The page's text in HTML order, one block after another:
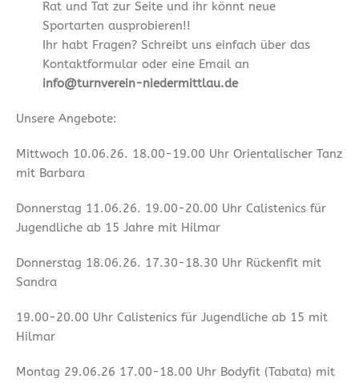
Rat und Tat zur Seite und ihr könnt neue
Sportarten ausprobieren!!
Ihr habt Fragen? Schreibt uns einfach über das
Kontaktformular oder eine Email an
info@turnverein-niedermittlau.de
Unsere Angebote:
Mittwoch 10.06.26. 18.00-19.00 Uhr Orientalischer Tanz
mit Barbara
Donnerstag 11.06.26. 19.00-20.00 Uhr Calistenics für
Jugendliche ab 15 Jahre mit Hilmar
Donnerstag 18.06.26. 17.30-18.30 Uhr Rückenfit mit
Sandra
19.00-20.00 Uhr Calistenics für Jugendliche ab 15 mit
Hilmar
Montag 29.06.26 17.00-18.00 Uhr Bodyfit (Tabata) mit